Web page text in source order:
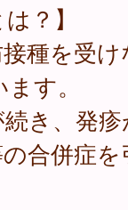
？】
種を受
す。
き、発
合併症